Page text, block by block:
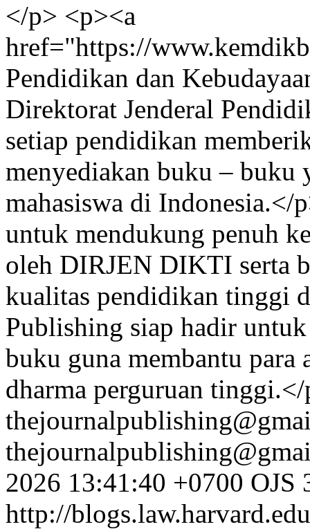
</p> <p><a
href="https://
Pendidikan dan
Direktorat Jenderal
setiap pendidikan
menyediakan buku – buku
mahasiswa di
untuk mendukung penuh
oleh DIRJEN DIKTI serta
kualitas pendidikan tinggi
Publishing siap hadir
buku guna membantu
dharma perguruan
2026 13:41:40 +0700 OJS
http://